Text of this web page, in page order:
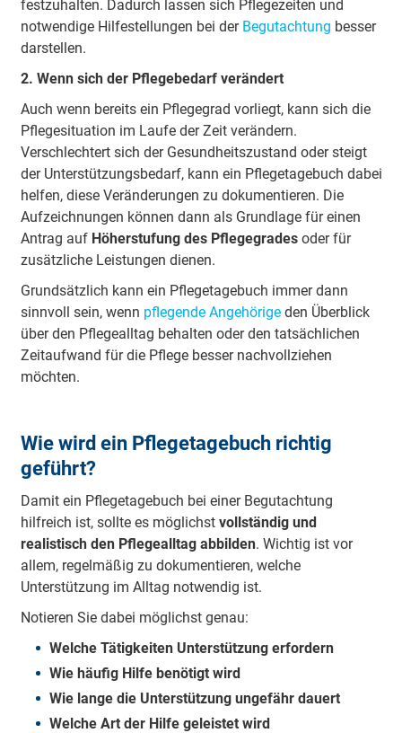
festzuhalten. Dadurch lassen sich Pflegezeiten und
notwendige Hilfestellungen bei der Begutachtung besser
darstellen.
2. Wenn sich der Pflegebedarf verändert
Auch wenn bereits ein Pflegegrad vorliegt, kann sich die
Pflegesituation im Laufe der Zeit verändern.
Verschlechtert sich der Gesundheitszustand oder steigt
der Unterstützungsbedarf, kann ein Pflegetagebuch dabei
helfen, diese Veränderungen zu dokumentieren. Die
Aufzeichnungen können dann als Grundlage für einen
Antrag auf Höherstufung des Pflegegradesoder für
zusätzliche Leistungen dienen.
Grundsätzlich kann ein Pflegetagebuch immer dann
sinnvoll sein, wenn pflegende Angehörigeden Überblick
über den Pflegealltag behalten oder den tatsächlichen
Zeitaufwand für die Pflege besser nachvollziehen
möchten.
Wie wird ein Pflegetagebuch richtig
geführt?
Damit ein Pflegetagebuch bei einer Begutachtung
hilfreich ist, sollte es möglichst vollständig und
realistisch den Pflegealltag abbilden. Wichtig ist vor
allem, regelmäßig zu dokumentieren, welche
Unterstützung im Alltag notwendig ist.
Notieren Sie dabei möglichst genau:
Welche Tätigkeiten Unterstützung erfordern
Wie häufig Hilfe benötigt wird
Wie lange die Unterstützung ungefähr dauert
Welche Art der Hilfe geleistet wird